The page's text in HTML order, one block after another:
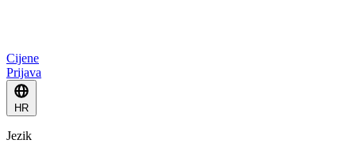
Cijene
Prijava
HR
Jezik